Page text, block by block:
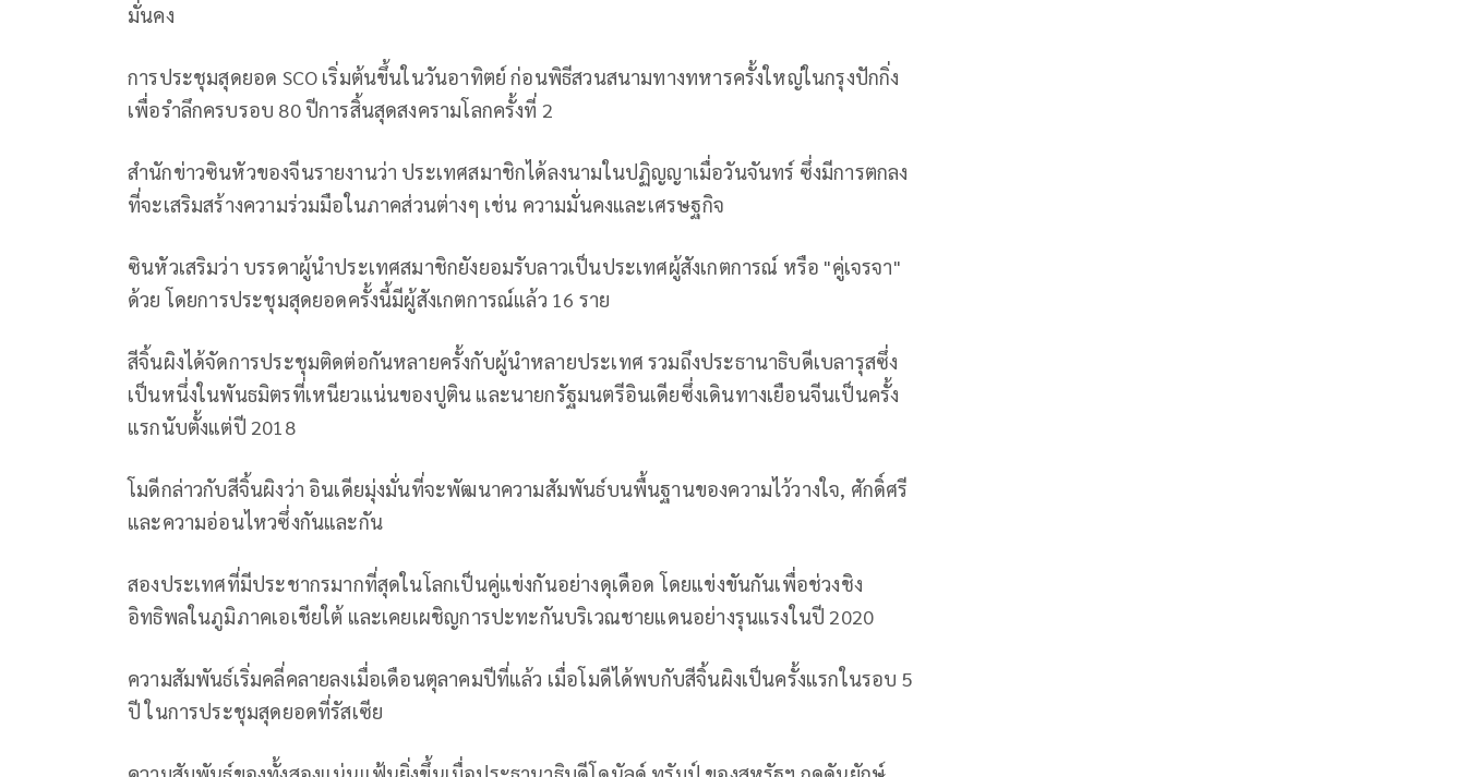
มั่นคง
การประชุมสุดยอด SCO เริ่มต้นขึ้นในวันอาทิตย์ ก่อนพิธีสวนสนามทางทหารครั้งใหญ่ในกรุงปักกิ่ง
เพื่อรำลึกครบรอบ 80 ปีการสิ้นสุดสงครามโลกครั้งที่ 2
สำนักข่าวซินหัวของจีนรายงานว่า ประเทศสมาชิกได้ลงนามในปฏิญญาเมื่อวันจันทร์ ซึ่งมีการตกลง
ที่จะเสริมสร้างความร่วมมือในภาคส่วนต่างๆ เช่น ความมั่นคงและเศรษฐกิจ
ซินหัวเสริมว่า บรรดาผู้นำประเทศสมาชิกยังยอมรับลาวเป็นประเทศผู้สังเกตการณ์ หรือ "คู่เจรจา"
ด้วย โดยการประชุมสุดยอดครั้งนี้มีผู้สังเกตการณ์แล้ว 16 ราย
สีจิ้นผิงได้จัดการประชุมติดต่อกันหลายครั้งกับผู้นำหลายประเทศ รวมถึงประธานาธิบดีเบลารุสซึ่ง
เป็นหนึ่งในพันธมิตรที่เหนียวแน่นของปูติน และนายกรัฐมนตรีอินเดียซึ่งเดินทางเยือนจีนเป็นครั้ง
แรกนับตั้งแต่ปี 2018
โมดีกล่าวกับสีจิ้นผิงว่า อินเดียมุ่งมั่นที่จะพัฒนาความสัมพันธ์บนพื้นฐานของความไว้วางใจ, ศักดิ์ศรี
และความอ่อนไหวซึ่งกันและกัน
สองประเทศที่มีประชากรมากที่สุดในโลกเป็นคู่แข่งกันอย่างดุเดือด โดยแข่งขันกันเพื่อช่วงชิง
อิทธิพลในภูมิภาคเอเชียใต้ และเคยเผชิญการปะทะกันบริเวณชายแดนอย่างรุนแรงในปี 2020
ความสัมพันธ์เริ่มคลี่คลายลงเมื่อเดือนตุลาคมปีที่แล้ว เมื่อโมดีได้พบกับสีจิ้นผิงเป็นครั้งแรกในรอบ 5
ปี ในการประชุมสุดยอดที่รัสเซีย